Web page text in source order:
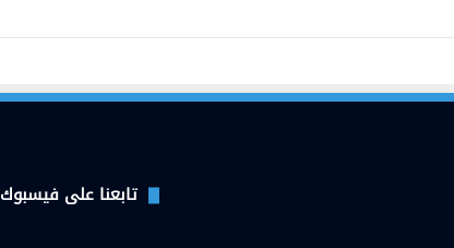
تابعنا على فيسبوك